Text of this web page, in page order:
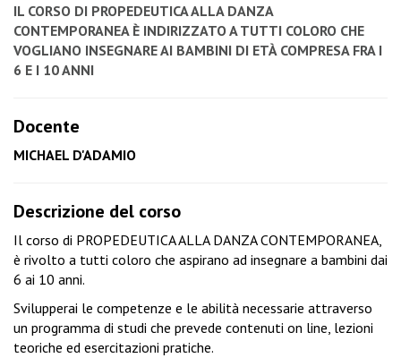
IL CORSO DI PROPEDEUTICA ALLA DANZA
CONTEMPORANEA È INDIRIZZATO A TUTTI COLORO CHE
VOGLIANO INSEGNARE AI BAMBINI DI ETÀ COMPRESA FRA I
6 E I 10 ANNI
Docente
MICHAEL D'ADAMIO
Descrizione del corso
Il corso di PROPEDEUTICA ALLA DANZA CONTEMPORANEA,
è rivolto a tutti coloro che aspirano ad insegnare a bambini dai
6 ai 10 anni.
Svilupperai le competenze e le abilità necessarie attraverso
un programma di studi che prevede contenuti on line, lezioni
teoriche ed esercitazioni pratiche.